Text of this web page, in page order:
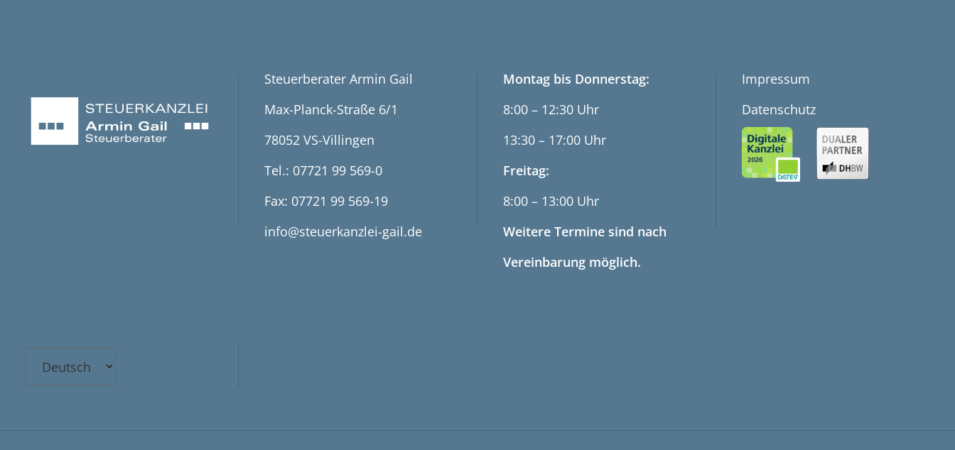
Steuerberater Armin Gail
Max-Planck-Straße 6/1
78052 VS-Villingen
Tel.: 07721 99 569-0
Fax: 07721 99 569-19
info@steuerkanzlei-gail.de
Montag bis Donnerstag:
8:00 – 12:30 Uhr
13:30 – 17:00 Uhr
Freitag:
8:00 – 13:00 Uhr
Weitere Termine sind nach
Vereinbarung möglich.
Impressum
Datenschutz
Choose